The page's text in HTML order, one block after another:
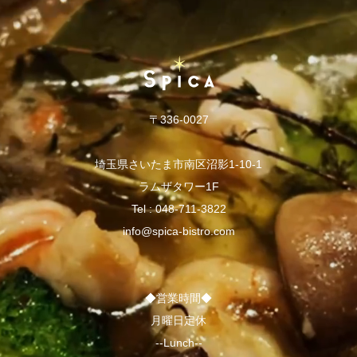
〒336-0027
埼玉県さいたま市南区沼影1-10-1
ラムザタワー1F
Tel :048-711-3822
info@spica-bistro.com
◆営業時間◆
月曜日定休
--Lunch--